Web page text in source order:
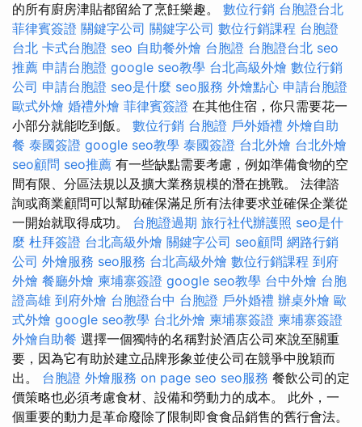
的所有廚房津貼都留給了烹飪樂趣。 數位行銷 台胞證台北
菲律賓簽證 關鍵字公司 關鍵字公司 數位行銷課程 台胞證
台北 卡式台胞證 seo 自助餐外燴 台胞證 台胞證台北 seo
推薦 申請台胞證 google seo教學 台北高級外燴 數位行銷
公司 申請台胞證 seo是什麼 seo服務 外燴點心 申請台胞證
歐式外燴 婚禮外燴 菲律賓簽證 在其他住宿，你只需要花一
小部分就能吃到飯。 數位行銷 台胞證 戶外婚禮 外燴自助
餐 泰國簽證 google seo教學 泰國簽證 台北外燴 台北外燴
seo顧問 seo推薦 有一些缺點需要考慮，例如準備食物的空
間有限、分區法規以及擴大業務規模的潛在挑戰。 法律諮
詢或商業顧問可以幫助確保滿足所有法律要求並確保企業從
一開始就取得成功。 台胞證過期 旅行社代辦護照 seo是什
麼 杜拜簽證 台北高級外燴 關鍵字公司 seo顧問 網路行銷
公司 外燴服務 seo服務 台北高級外燴 數位行銷課程 到府
外燴 餐廳外燴 柬埔寨簽證 google seo教學 台中外燴 台胞
證高雄 到府外燴 台胞證台中 台胞證 戶外婚禮 辦桌外燴 歐
式外燴 google seo教學 台北外燴 柬埔寨簽證 柬埔寨簽證
外燴自助餐 選擇一個獨特的名稱對於酒店公司來說至關重
要，因為它有助於建立品牌形象並使公司在競爭中脫穎而
出。 台胞證 外燴服務 on page seo seo服務 餐飲公司的定
價策略也必須考慮食材、設備和勞動力的成本。 此外，一
個重要的動力是革命廢除了限制即食食品銷售的舊行會法。